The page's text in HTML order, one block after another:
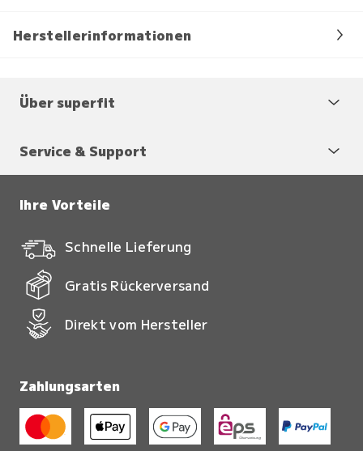
Herstellerinformationen
Über superfit
Service & Support
Ihre Vorteile
Schnelle Lieferung
Gratis Rückerversand
Direkt vom Hersteller
Zahlungsarten